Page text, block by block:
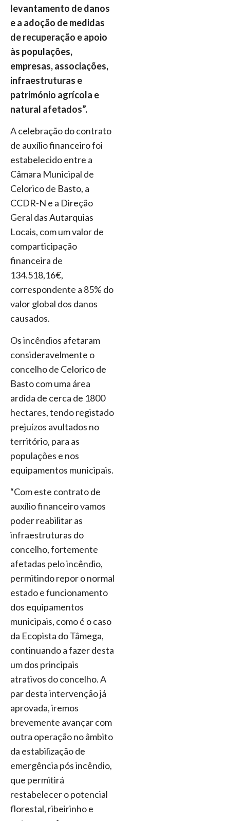
levantamento de danos
e a adoção de medidas
de recuperação e apoio
às populações,
empresas, associações,
infraestruturas e
património agrícola e
natural afetados”.
A celebração do contrato
de auxílio financeiro foi
estabelecido entre a
Câmara Municipal de
Celorico de Basto, a
CCDR-N e a Direção
Geral das Autarquias
Locais, com um valor de
comparticipação
financeira de
134.518,16€,
correspondente a 85% do
valor global dos danos
causados.
Os incêndios afetaram
consideravelmente o
concelho de Celorico de
Basto com uma área
ardida de cerca de 1800
hectares, tendo registado
prejuízos avultados no
território, para as
populações e nos
equipamentos municipais.
“Com este contrato de
auxílio financeiro vamos
poder reabilitar as
infraestruturas do
concelho, fortemente
afetadas pelo incêndio,
permitindo repor o normal
estado e funcionamento
dos equipamentos
municipais, como é o caso
da Ecopista do Tâmega,
continuando a fazer desta
um dos principais
atrativos do concelho. A
par desta intervenção já
aprovada, iremos
brevemente avançar com
outra operação no âmbito
da estabilização de
emergência pós incêndio,
que permitirá
restabelecer o potencial
florestal, ribeirinho e